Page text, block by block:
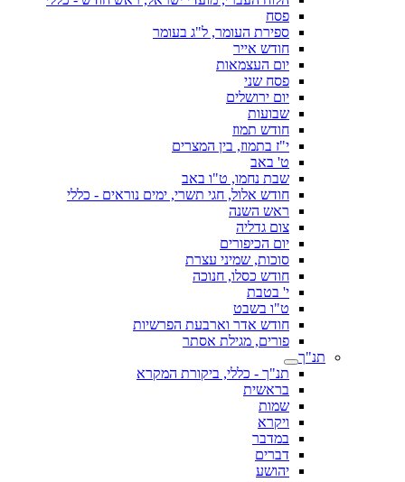
פסח
ספירת העומר, ל"ג בעומר
חודש אייר
יום העצמאות
פסח שני
יום ירושלים
שבועות
חודש תמוז
י"ז בתמוז, בין המצרים
ט' באב
שבת נחמו, ט"ו באב
חודש אלול, חגי תשרי, ימים נוראים - כללי
ראש השנה
צום גדליה
יום הכיפורים
סוכות, שמיני עצרת
חודש כסלו, חנוכה
י' בטבת
ט"ו בשבט
חודש אדר וארבעת הפרשיות
פורים, מגילת אסתר
תנ"ך
תנ"ך - כללי, ביקורת המקרא
בראשית
שמות
ויקרא
במדבר
דברים
יהושע